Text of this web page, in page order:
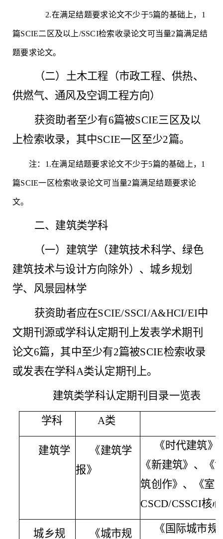
2.在满足结题要求论文不少于5篇的基础上，1
篇SCIE二区及以上/SSCI检索收录论文可当量2篇满足结
题要求论文。
（二）土木工程（市政工程、供热、
供燃气、通风及空调工程方向）
获资助者至少有6篇被SCIE三区及以
上检索收录，其中SCIE一区至少2篇。
注： 1.在满足结题要求论文不少于5篇的基础上，1
篇SCIE一区检索收录论文可当量2篇满足结题要求论
文。
二、建筑类学科
（一）建筑学（建筑技术科学、绿色
建筑技术与设计方向除外）、城乡规划
学、风景园林学
获资助者应在SCIE/SSCI/A&HCI/EI中
文期刊源或学科认定期刊上发表学术期刊
论文6篇，其中至少有2篇被SCIE检索收录
或发表在学科A类认定期刊上。
建筑类学科认定期刊目录一览表
学科 A类
建筑学
《建筑学
报》
《时代建筑
《新建筑》、《
筑创作》、《室
CSCD/CSSCI核
城乡规 《城市规 《国际城市